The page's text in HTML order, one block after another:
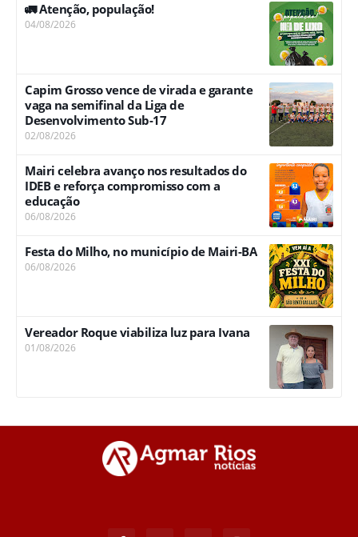
🚛 Atenção, população!
04/08/2026
Capim Grosso vence de virada e garante
vaga na semifinal da Liga de
Desenvolvimento Sub-17
02/08/2026
Mairi celebra avanço nos resultados do
IDEB e reforça compromisso com a
educação
06/08/2026
Festa do Milho, no município de Mairi-BA
06/08/2026
Vereador Roque viabiliza luz para Ivana
01/08/2026